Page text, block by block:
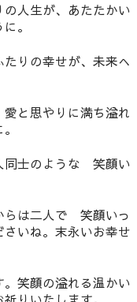
人生が、あたたかい
。
りの幸せが、未来へ
と思やりに満ち溢れ
同士のような 笑顔い
らは二人で 笑顔いっ
いね。末永いお幸せ
笑顔の溢れる温かい